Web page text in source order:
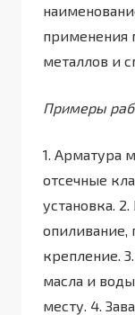
применения
металлов и
Примеры
1. Арматура
отсечные
установка.
опиливание,
крепление.
масла и
месту. 4.